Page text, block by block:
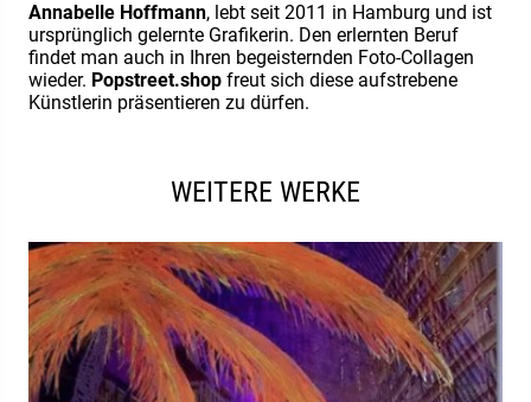
Annabelle Hoffmann, lebt seit 2011 in Hamburg und ist
ursprünglich gelernte Grafikerin. Den erlernten Beruf
findet man auch in Ihren begeisternden Foto-Collagen
wieder. Popstreet.shop freut sich diese aufstrebene
Künstlerin präsentieren zu dürfen.
WEITERE WERKE